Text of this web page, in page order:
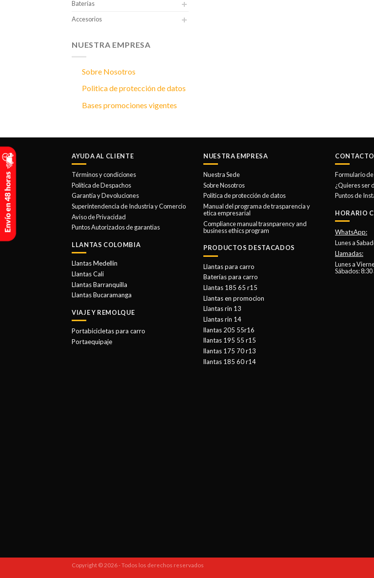
Baterías
Accesorios
NUESTRA EMPRESA
Sobre Nosotros
Politica de protección de datos
Bases promociones vigentes
AYUDA AL CLIENTE
Términos y condiciones
Política de Despachos
Garantía y Devoluciones
Superintendencia de Industria y Comercio
Aviso de Privacidad
Puntos Autorizados de garantias
LLANTAS COLOMBIA
Llantas Medellin
Llantas Cali
Llantas Barranquilla
Llantas Bucaramanga
VIAJE Y REMOLQUE
Portabicicletas para carro
Portaequipaje
NUESTRA EMPRESA
Nuestra Sede
Sobre Nosotros
Politica de protección de datos
Manual del programa de trasparencia y
etica empresarial
Compliance manual trasnparency and
business ethics program
PRODUCTOS DESTACADOS
Llantas para carro
Baterías para carro
Llantas 185 65 r15
Llantas en promocion
Llantas rin 13
Llantas rin 14
llantas 205 55r16
llantas 195 55 r15
llantas 175 70 r13
llantas 185 60 r14
CONTACTO
Formulario
¿Quieres ser
Puntos de
HORARIO
WhatsApp:
Lunes a
Llamadas:
Lunes a
Sábados: 8:30
Copyright © 2026 - Todos los derechos reservados